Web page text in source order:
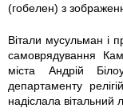
(гобелен) з
Вітали мусульман і
самоврядування
міста Андрій
департаменту
надіслала вітальний